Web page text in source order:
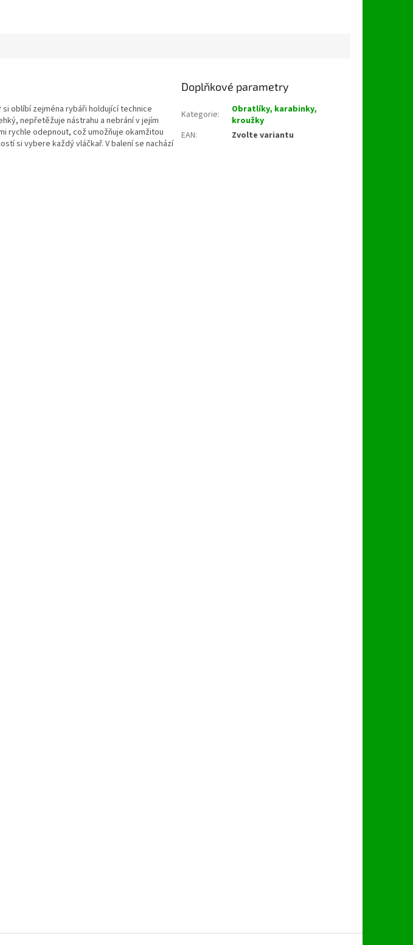
si oblíbí zejména rybáři holdující technice
nepřetěžuje nástrahu a nebrání v jejím
rychle odepnout, což umožňuje okamžitou
si vybere každý vláčkař. V balení se nachází
Doplňkové parametry
Kategorie:
Obratlíky, karabinky,
kroužky
EAN: Zvolte variantu